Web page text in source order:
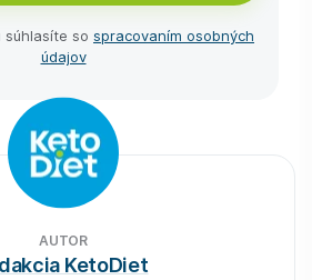
súhlasíte so spracovaním osobných
údajov
AUTOR
KetoDiet